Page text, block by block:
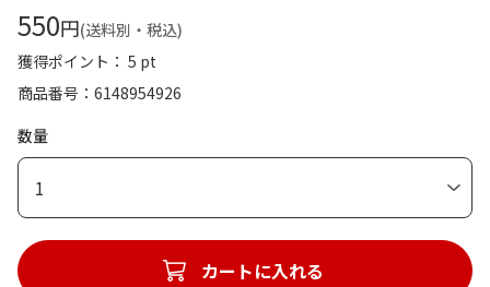
550円(送料別・税込)
獲得ポイント： 5 pt
商品番号
6148954926
数量
1
カートに入れる